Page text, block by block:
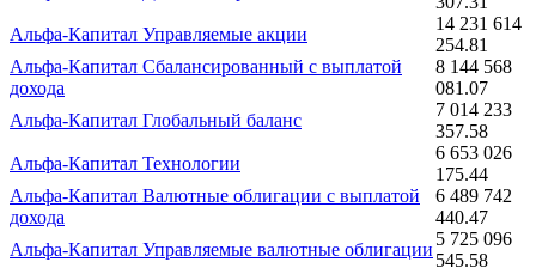
Альфа-Капитал Управляемые акции
14 231 614
254.81
Альфа-Капитал Сбалансированный с выплатой
дохода
8 144 568
081.07
Альфа-Капитал Глобальный баланс
7 014 233
357.58
Альфа-Капитал Технологии
6 653 026
175.44
Альфа-Капитал Валютные облигации с выплатой
дохода
6 489 742
440.47
Альфа-Капитал Управляемые валютные облигации
5 725 096
545.58